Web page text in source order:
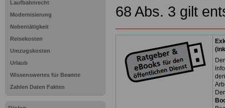
Laufbahnrecht
Modernisierung
Nebentätigkeit
Reisekosten
Umzugskosten
Urlaub
Wissenswertes für Beamte
Zahlen Daten Fakten
68 Abs. 3 gilt